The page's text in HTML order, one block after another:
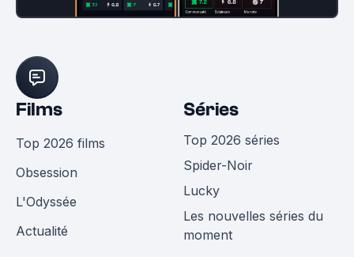
Films
Top 2026 films
Obsession
L'Odyssée
Actualité
Séries
Top 2026 séries
Spider-Noir
Lucky
Les nouvelles séries du
moment